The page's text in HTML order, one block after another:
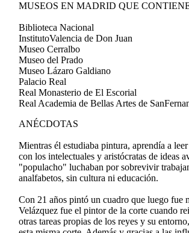
MUSEOS EN MADRID QUE
Biblioteca Nacional
InstitutoValencia de Don Juan
Museo Cerralbo
Museo del Prado
Museo Lázaro Galdiano
Palacio Real
Real Monasterio de El Escorial
Real Academia de Bellas Artes de
ANÉCDOTAS
Mientras él estudiaba pintura, aprendía a
con los intelectuales y aristócratas de ideas
"populacho" luchaban por sobrevivir
analfabetos, sin cultura ni educación.
Con 21 años pintó un cuadro que luego fue
Velázquez fue el pintor de la corte cuando
otras tareas propias de los reyes y su